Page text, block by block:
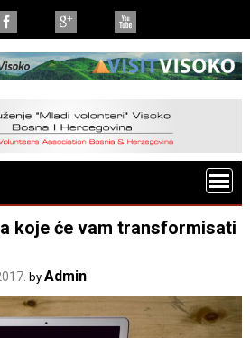
koje će vam transformisati
byAdmin